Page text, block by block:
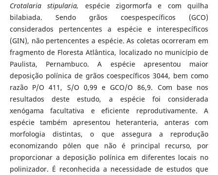
Crotalaria stipularia, espécie zigormorfa e com quilha
bilabiada. Sendo grãos coespespecíficos (GCO)
considerados pertencentes a espécie e interespecíficos
(GIN), não pertencentes a espécie. As coletas ocorreram em
fragmento de Floresta Atlântica, localizado no município de
Paulista, Pernambuco. A espécie apresentou maior
deposição polínica de grãos coespecíficos 3044, bem como
razão P/O 411, S/O 0,99 e GCO/O 86,9. Com base nos
resultados deste estudo, a espécie foi considerada
xenógama facultativa e eficiente reprodutivamente. A
espécie também apresentou heteranteria, anteras com
morfologia distintas, o que assegura a reprodução
economizando pólen que não é principal recurso, por
proporcionar a deposição polínica em diferentes locais no
polinizador. É reconhecida a necessidade de estudos que